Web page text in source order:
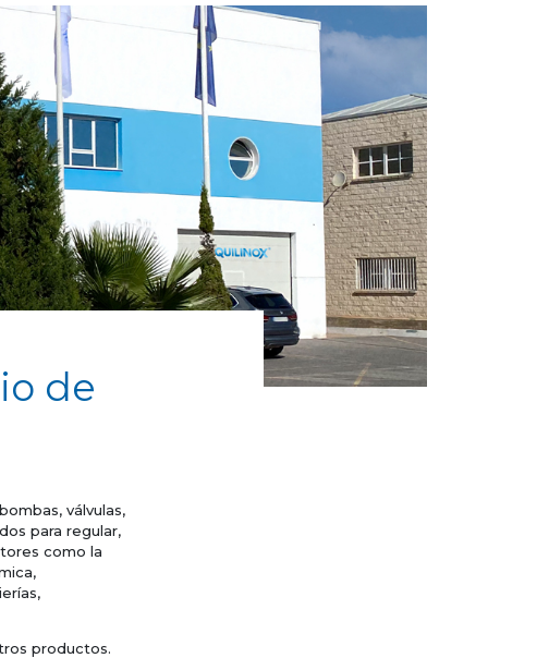
de
válvulas,
para regular,
como la
productos.